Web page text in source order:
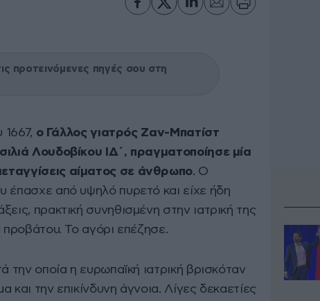
προτεινόμενες πηγές σου στη
1667, ο Γάλλος γιατρός Ζαν-Μπατίστ
Λουδοβίκου ΙΔ΄, πραγματοποίησε μία
αίματος σε άνθρωπο. Ο
έπασχε από υψηλό πυρετό και είχε ήδη
πρακτική συνηθισμένη στην ιατρική της
Το αγόρι επέζησε.
την οποία η ευρωπαϊκή ιατρική βρισκόταν
την επικίνδυνη άγνοια. Λίγες δεκαετίες